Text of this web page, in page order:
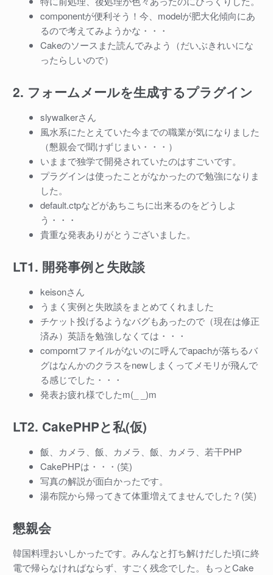
componentが便利そう！今、modelが肥大化傾向にあ
るので考えてみようかな・・・
Cakeのソースまた読んでみよう（だいぶきれいにな
ったらしいので）
2. フォームメールを生成するプラグイン
slywalkerさん
風水系にたとえていた今までの職業が気になりました
（懇親会で聞けずじまい・・・）
いままで独学で開発されていたのはすごいです。
プラグインは使ったことがなかったので勉強になりま
した。
default.ctpなどがあちこちに出来るのをどうしよ
う・・・
貴重な発表ありがとうございました。
LT1. 開発事例と失敗談
keisonさん
うまく実例と失敗談をまとめてくれました
チケット投げるようなバグもあったので（現在は修正
済み）英語を勉強しなくては・・・
comporntファイルがないのに呼んでapachが落ちるバ
グはなんかのクラスをnewしまくってメモリが飛んで
る感じでした・・・
発表お疲れ様でしたm(_ _)m
LT2. CakePHPと私(仮)
飯、カメラ、飯、カメラ、飯、カメラ、若干PHP
CakePHPは・・・(笑)
写真の解説が面白かったです。
湯布院から帰ってきて体重増えてませんでした？(笑)
懇親会
韓国料理おいしかったです。みんなと打ち解けだした頃に終
電で帰らなければならず、すごく残念でした。もっとCake